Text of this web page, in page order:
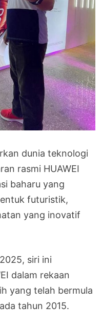
dunia teknologi
rasmi HUAWEI
baharu yang
futuristik,
yang inovatif
siri ini
dalam rekaan
yang telah bermula
tahun 2015.